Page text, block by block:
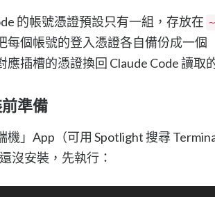
的帳號憑證預設只有一組，存放在
每個帳號的登入憑證各自備份成一個
應插槽的憑證換回 Claude Code 讀取
準備
機」App（可用 Spotlight 搜尋
沒安裝，先執行：